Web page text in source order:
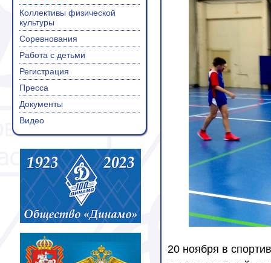
Коллективы физической
культуры
Соревнования
Работа с детьми
Регистрация
Пресса
Документы
Видео
20 ноября в